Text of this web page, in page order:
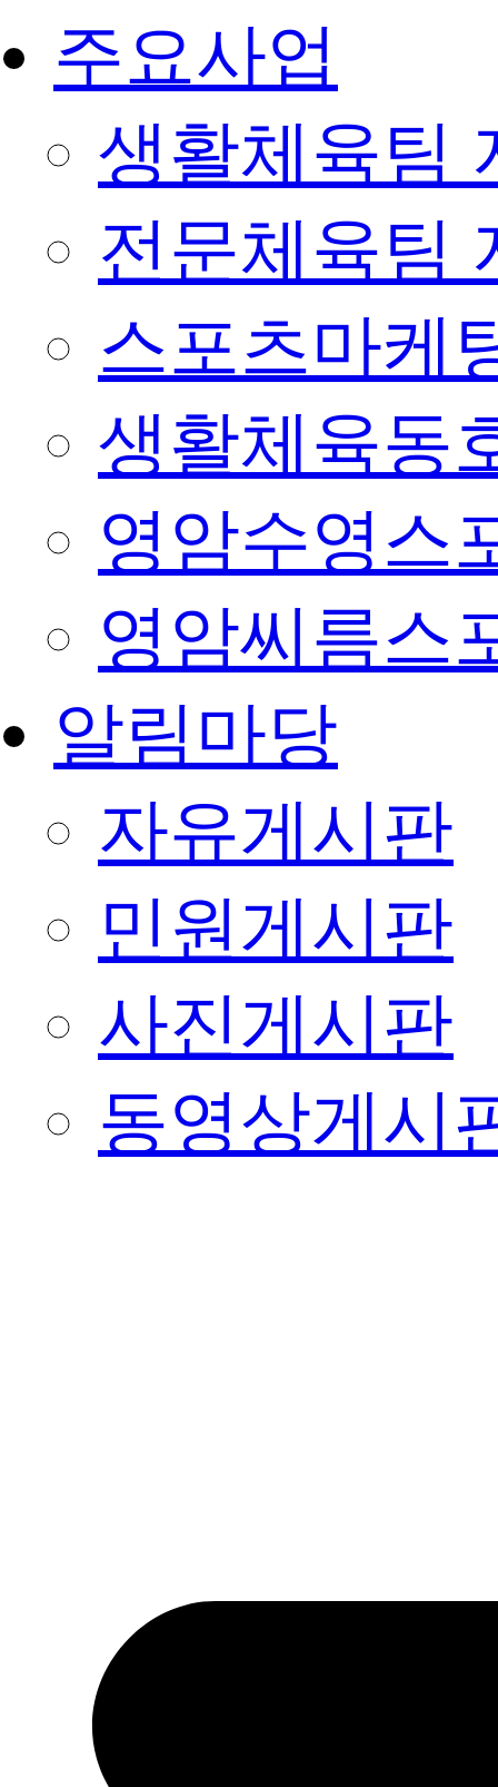
주요사업
생활체육팀
전문체육팀
스포츠마케
생활체육동
영암수영스
영암씨름스
알림마당
자유게시판
민원게시판
사진게시판
동영상게시